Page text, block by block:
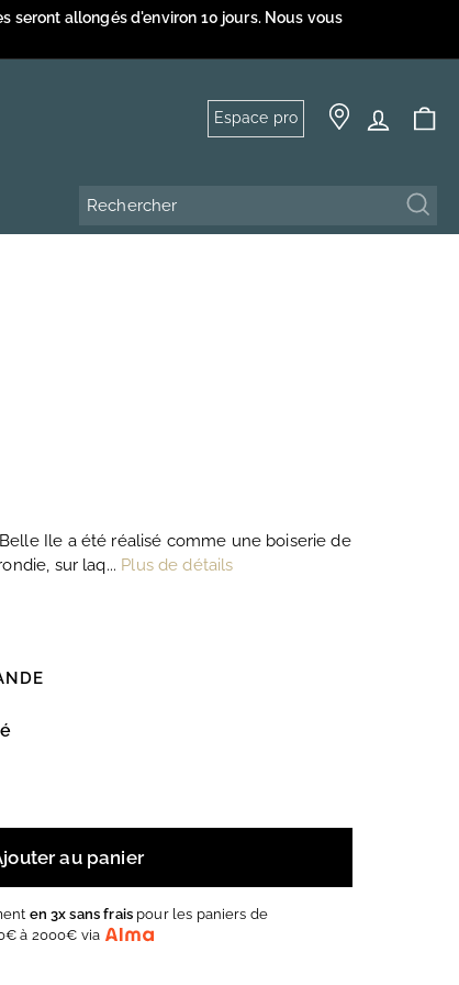
seront allongés d'environ 10 jours. Nous vous
Espace pro
Ile a été réalisé comme une boiserie de
sur laq... Plus de détails
au panier
en 3x sans frais pour les paniers de
à 2000€ via